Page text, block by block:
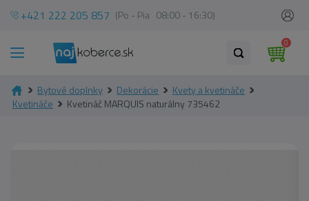
+421 222 205 857 (Po - Pia 08:00 - 16:30)
0
Bytové doplnky Dekorácie
Kvety a kvetináče
Kvetináče
Kvetináč MARQUIS naturálny 735462